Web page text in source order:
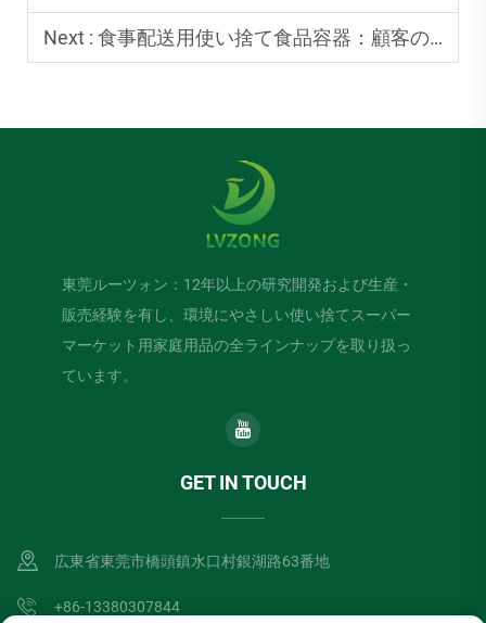
Next : 食事配送用使い捨て食品容器：顧客の期待に応える
東莞ルーツォン：12年以上の研究開発および生産・
販売経験を有し、環境にやさしい使い捨てスーパー
マーケット用家庭用品の全ラインナップを取り扱っ
ています。
GET IN TOUCH
広東省東莞市橋頭鎮水口村銀湖路63番地
+86-13380307844